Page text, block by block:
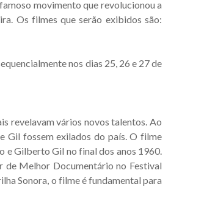
movimento que revolucionou a
Os filmes que serão exibidos são:
nos dias 25, 26 e 27 de
revelavam vários novos talentos. Ao
Gil fossem exilados do país. O filme
e Gilberto Gil no final dos anos 1960.
de Melhor Documentário no Festival
Sonora, o filme é fundamental para